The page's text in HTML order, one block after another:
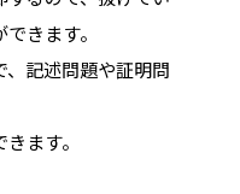
きます。
記述問題や証明問
ます。